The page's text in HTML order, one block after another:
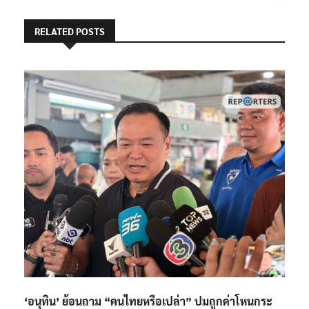
RELATED POSTS
‘อนุทิน’ ย้อนถาม “คนไทยหรือเปล่า” ปมถูกด่าโหนกระ